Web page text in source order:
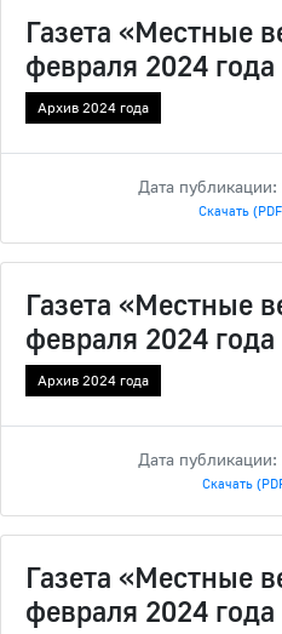
Газета «Местные
февраля 2024 года
Архив 2024 года
Дата
Скачать
Газета «Местные
февраля 2024 года
Архив 2024 года
Дата
Скачать
Газета «Местные
февраля 2024 года